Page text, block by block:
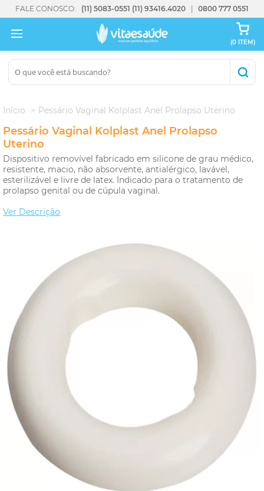
FALE CONOSCO: (11) 5083-0551 (11) 93416.4020 0800 777 0551
(0 ITEM)
Início Pessário Vaginal Kolplast Anel Prolapso Uterino
Pessário Vaginal Kolplast Anel Prolapso
Uterino
Dispositivo removível fabricado em silicone de grau médico,
resistente, macio, não absorvente, antialérgico, lavável,
esterilizável e livre de latex. Indicado para o tratamento de
prolapso genital ou de cúpula vaginal.
Ver Descrição